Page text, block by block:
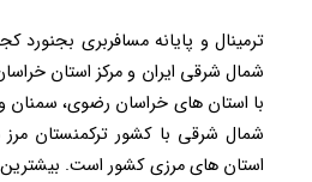
ترمینال و پایانه مسافربری بجنورد
شمال شرقی ایران و مرکز استان
با استان های خراسان رضوی، سمنان
شمال شرقی با کشور ترکمنستان مرز
استان های مرزی کشور است.